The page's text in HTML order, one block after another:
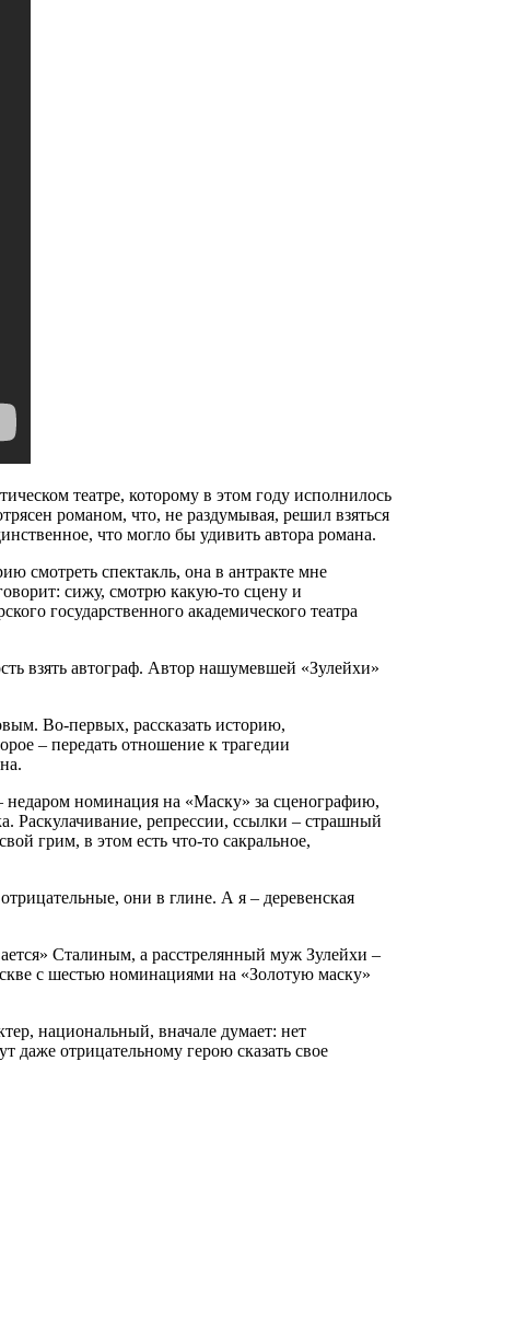
театре, которому в этом году исполнилось
романом, что, не раздумывая, решил взяться
что могло бы удивить автора романа.
смотреть спектакль, она в антракте мне
сижу, смотрю какую-то сцену и
государственного академического театра
взять автограф. Автор нашумевшей «Зулейхи»
Во-первых, рассказать историю,
‒ передать отношение к трагедии
недаром номинация на «Маску» за сценографию,
Раскулачивание, репрессии, ссылки – страшный
грим, в этом есть что-то сакральное,
они в глине. А я ‒ деревенская
Сталиным, а расстрелянный муж Зулейхи –
с шестью номинациями на «Золотую маску»
национальный, вначале думает: нет
даже отрицательному герою сказать свое